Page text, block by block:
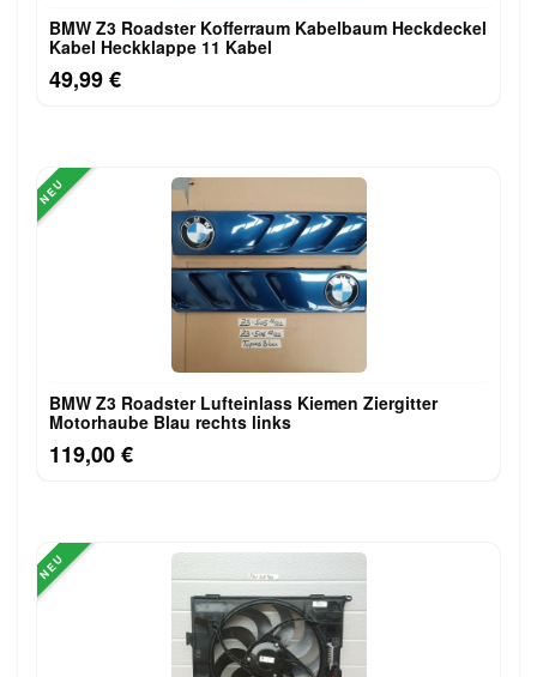
BMW Z3 Roadster Kofferraum Kabelbaum Heckdeckel
Kabel Heckklappe 11 Kabel
49,99 €
NEU
BMW Z3 Roadster Lufteinlass Ki​emen Ziergitter
Motorhaube Blau rechts links
119,00 €
NEU